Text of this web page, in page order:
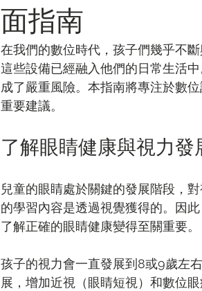
面指南
在我們的數位時代，孩子們幾乎不
這些設備已經融入他們的日常生活
成了嚴重風險。本指南將專注於數
重要建議。
了解眼睛健康與視力發
兒童的眼睛處於關鍵的發展階段，
的學習內容是透過視覺獲得的。因
了解正確的眼睛健康變得至關重要。
孩子的視力會一直發展到8或9歲左
展，增加近視（眼睛短視）和數位眼